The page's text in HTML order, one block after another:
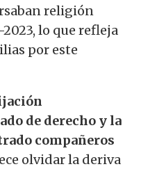
religión
lo que refleja
por este
de derecho y la
compañeros
olvidar la deriva